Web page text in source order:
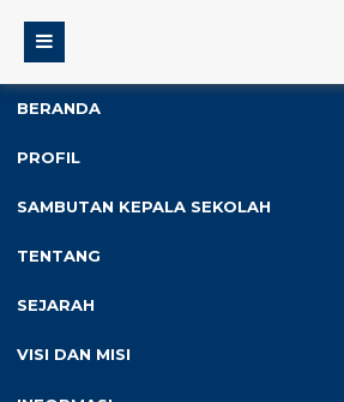
BERANDA
PROFIL
SAMBUTAN KEPALA SEKOLAH
TENTANG
SEJARAH
VISI DAN MISI
Juara Lomba Tata